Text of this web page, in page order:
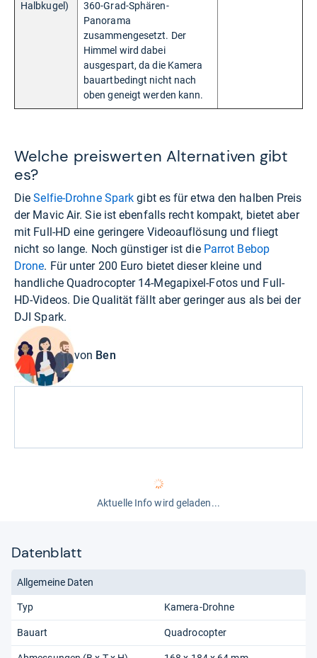
Halbkugel)
360-Grad-Sphären-
Panorama
zusammengesetzt. Der
Himmel wird dabei
ausgespart, da die Kamera
bauartbedingt nicht nach
oben geneigt werden kann.
Welche preiswerten Alternativen gibt
es?
DieSelfie-Drohne Spark gibt es für etwa den halben Preis
der Mavic Air. Sie ist ebenfalls recht kompakt, bietet aber
mit Full-HD eine geringere Videoauflösung und fliegt
nicht so lange. Noch günstiger ist die Parrot Bebop
Drone. Für unter 200 Euro bietet dieser kleine und
handliche Quadrocopter 14-Megapixel-Fotos und Full-
HD-Videos. Die Qualität fällt aber geringer aus als bei der
DJI Spark.
von Ben
Aktuelle Info wird geladen...
Datenblatt
Allgemeine Daten
Typ Kamera-Drohne
Bauart Quadrocopter